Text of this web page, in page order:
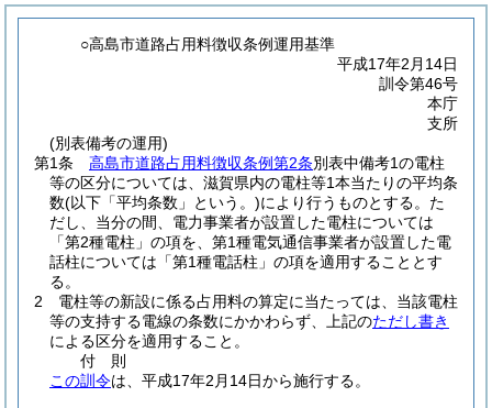
○高島市道路占用料徴収条例運用基準
平成17年2月14日
訓令第46号
本庁
支所
(別表備考の運用)
第1条
高島市道路占用料徴収条例第2条別表中備考1の電柱
等の区分については、滋賀県内の電柱等1本当たりの平均条
数(以下「平均条数」という。)により行うものとする。 た
だし、当分の間、電力事業者が設置した電柱については
「第2種電柱」の項を、第1種電気通信事業者が設置した電
話柱については「第1種電話柱」の項を適用することとす
る。
2
電柱等の新設に係る占用料の算定に当たっては、当該電柱
等の支持する電線の条数にかかわらず、上記のただし書き
による区分を適用すること。
付 則
この訓令は、平成17年2月14日から施行する。